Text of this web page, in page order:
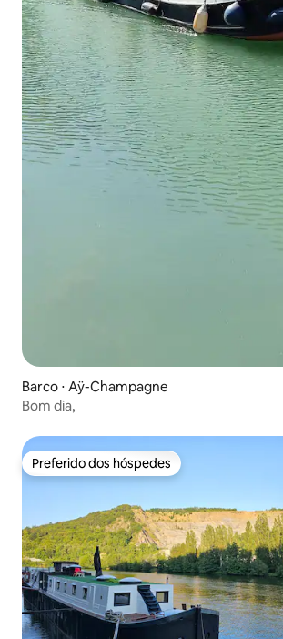
Barco ⋅ Aÿ-Champagne
Bom dia,
Preferido dos hóspedes
Preferido dos hóspedes